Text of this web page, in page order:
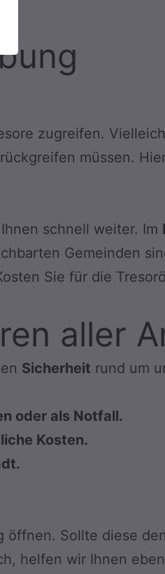
zugreifen.
müssen.
schnell weiter. Im
Gemeinden
Sie für die
aller
Sicherheit rund um
oder als Notfall.
Kosten.
öffnen. Sollte diese
helfen wir Ihnen